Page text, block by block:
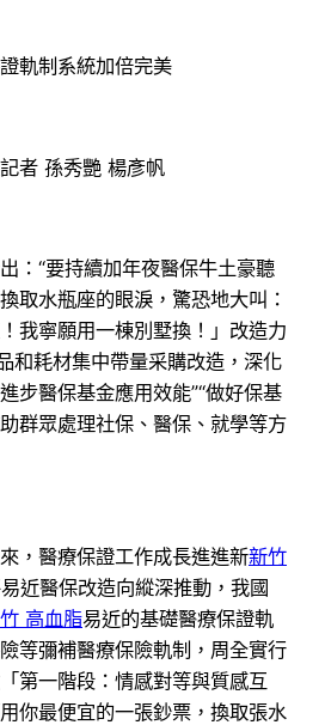
制系統加倍完美
孫秀艷 楊彥帆
“要持續加年夜醫保牛土豪聽
取水瓶座的眼淚，驚恐地大叫：
我寧願用一棟別墅換！」改造力
和耗材集中帶量采購改造，深化
步醫保基金應用效能”“做好保基
群眾處理社保、醫保、就學等方
醫療保證工作成長進進新新竹
近醫保改造向縱深推動，我國
高血脂易近的基礎醫療保證軌
等彌補醫療保險軌制，周全實行
第一階段：情感對等與質感互
你最便宜的一張鈔票，換取張水